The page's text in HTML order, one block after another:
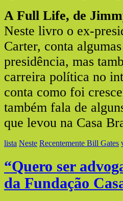
A Full Life, de
Neste livro o ex-
Carter, conta
presidência, mas
carreira política no
conta como foi
também fala de
que levou na Casa
lista Neste Recentemente Bill Gates
“Quero ser
da Fundação